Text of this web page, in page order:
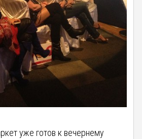
уже готов к вечернему